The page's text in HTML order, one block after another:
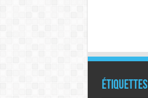
Étiquettes